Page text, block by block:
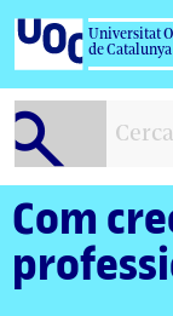
Salta
contingut
Universitat
de Catalunya
Com